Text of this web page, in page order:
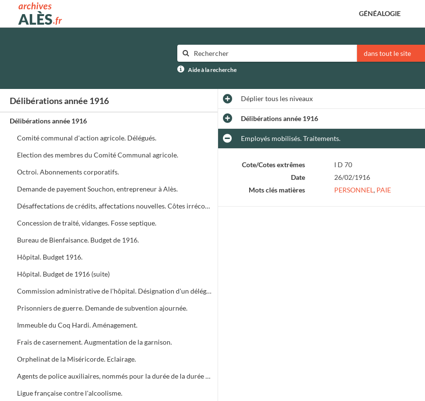
Archives municipales d'Alès GÉNÉALOGIE
dans tout le site
Aide à la recherche
Délibérations année 1916
Délibérations année 1916
Comité communal d'action agricole. Délégués.
Election des membres du Comité Communal agricole.
Octroi. Abonnements corporatifs.
Demande de payement Souchon, entrepreneur à Alès.
Désaffectations de crédits, affectations nouvelles. Côtes irrécouvrables admissions, rejets.
Concession de traité, vidanges. Fosse septique.
Bureau de Bienfaisance. Budget de 1916.
Hôpital. Budget 1916.
Hôpital. Budget de 1916 (suite)
Commission administrative de l'hôpital. Désignation d'un délégué.
Prisonniers de guerre. Demande de subvention ajournée.
Immeuble du Coq Hardi. Aménagement.
Frais de casernement. Augmentation de la garnison.
Orphelinat de la Miséricorde. Eclairage.
Agents de police auxiliaires, nommés pour la durée de la durée de la guerre. Habillement refusé.
Ligue française contre l'alcoolisme.
Dépliertous les niveaux
Délibérations année 1916
Employés mobilisés. Traitements.
Cote/Cotes extrêmes
I D 70
Date
26/02/1916
Mots clés matières
PERSONNEL, PAIE